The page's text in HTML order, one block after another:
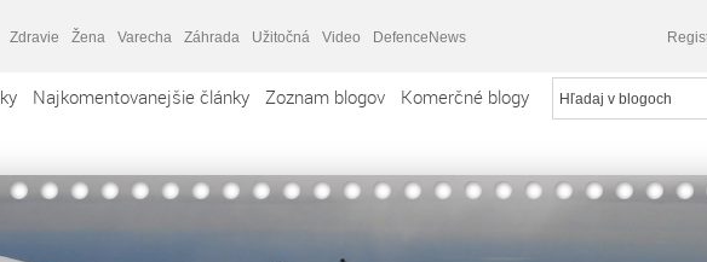
Zdravie Žena Varecha Záhrada Užitočná Video DefenceNews
Najkomentovanejšie články Zoznam blogov Komerčné blogy